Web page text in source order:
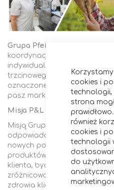
cookies i
strona
również
cookies i
technologii
do
Grupa Pfeifer & Langen w
koordynacją sprzedaży i
indywidualnym i
trzcinowego oraz bogatej
oznaczonego
pasz marki TOFI.
Misja P&L w Polsce
Misją Grupy Pfeifer & Langen
odpowiadanie na bieżące
nowych potrzeb klientów w
produktów. Produkt musi
klienta, być dostępny w
zróżnicowanym
zdrowia klienta. Firma chce